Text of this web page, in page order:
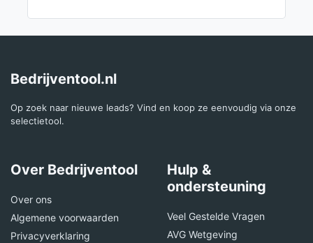
Bedrijventool.nl
Op zoek naar nieuwe leads? Vind en koop ze eenvoudig via onze
selectietool.
Over Bedrijventool
Over ons
Algemene voorwaarden
Privacyverklaring
Hulp &
ondersteuning
Veel Gestelde Vragen
AVG Wetgeving